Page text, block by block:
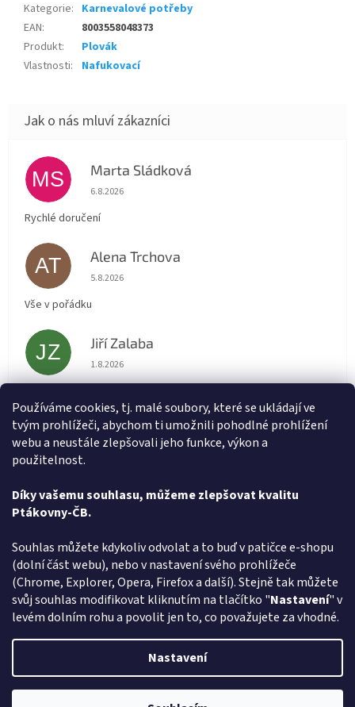
Používáme cookies, tj. malé soubory, které se ukládají ve
tvým prohlížeči, abychom ti umožnili pohodlné prohlížení
webu a neustále zlepšovali jeho funkce, výkon a
použitelnost.
Díky vašemu souhlasu, můžeme zlepšovat kvalitu
Ptákovny-ČB.
Souhlas můžete kdykoliv odvolat a to buď v patičce e-shopu
(dolní část webu), nebo v nastavení svého prohlížeče
(Chrome, Explorer, Opera, Firefox a další). Stejně tak můžete
svůj souhlas modifikovat kliknutím na tlačítko "Nastavení" v
levém dolním rohu a povolit jen to, co považujete za vhodné.
Nastavení
Kategorie: Karnevalové potřeby
EAN:
8003558048373
Produkt:
Plovák
Vlastnosti: Nafukovací
MS Marta Sládková
Hodnocení obchodu je 5 z 5 hvězdiček.
6.8.2026
Rychlé doručení
AT Alena Trchova
Hodnocení obchodu je 5 z 5 hvězdiček.
5.8.2026
Vše v pořádku
JZ Jiří Zalaba
Hodnocení obchodu je 5 z 5 hvězdiček.
1.8.2026
L Lída
Hodnocení obchodu je 5 z 5 hvězdiček.
31.7.2026
Způsob ověřování recenzí
Copyright 2026Ptákoviny-CB. Všechna práva vyhrazena.Upravit